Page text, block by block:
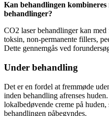
Kan behandlingen kombineres
behandlinger?
CO2 laser behandlinger kan
toksin, non-permanente fillers,
Dette gennemgås ved
Under behandling
Det er en fordel at fremmøde
inden behandling afrenses
lokalbedøvende creme på
behandlingen påbegyndes.